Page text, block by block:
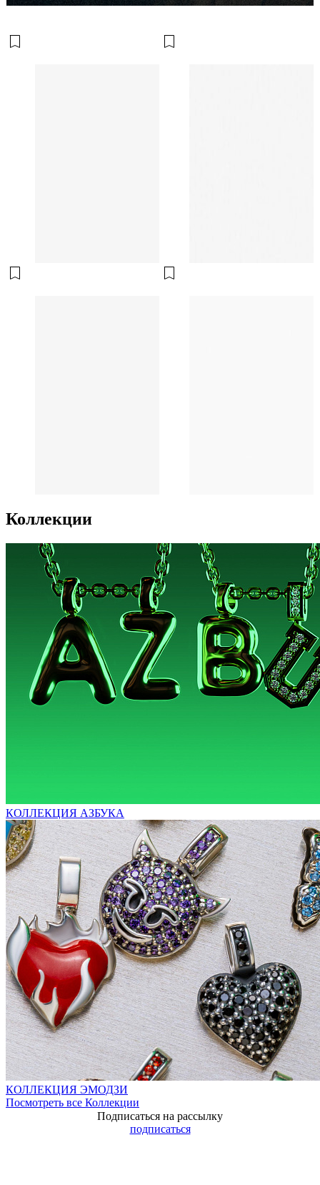
Коллекции
КОЛЛЕКЦИЯ АЗБУКА
КОЛЛЕКЦИЯ ЭМОДЗИ
Посмотреть все Коллекции
Подписаться на рассылку
подписаться